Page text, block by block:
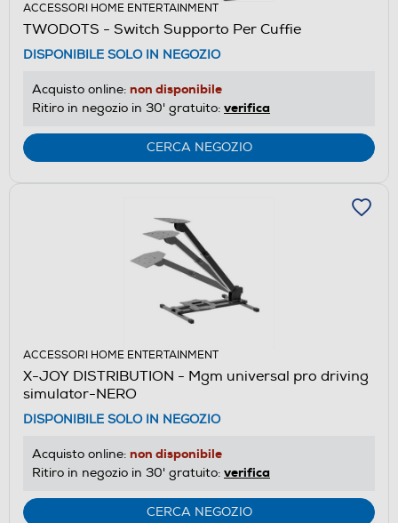
ACCESSORI HOME ENTERTAINMENT
TWODOTS - Switch Supporto Per Cuffie
DISPONIBILE SOLO IN NEGOZIO
Acquisto online: non disponibile
Ritiro in negozio in 30' gratuito: verifica
CERCA NEGOZIO
ACCESSORI HOME ENTERTAINMENT
X-JOY DISTRIBUTION - Mgm universal pro driving
simulator-NERO
DISPONIBILE SOLO IN NEGOZIO
Acquisto online: non disponibile
Ritiro in negozio in 30' gratuito: verifica
CERCA NEGOZIO